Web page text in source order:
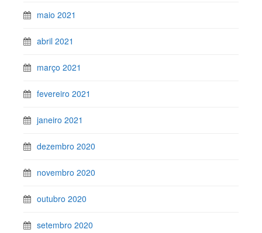
maio 2021
abril 2021
março 2021
fevereiro 2021
janeiro 2021
dezembro 2020
novembro 2020
outubro 2020
setembro 2020